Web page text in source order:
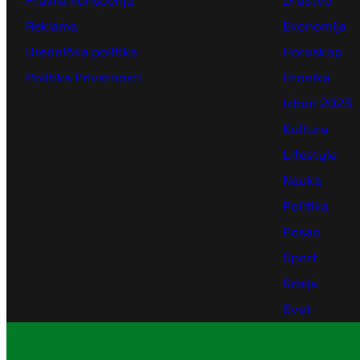
Reklama
Urednička politika
Politika Privatnosti
Ekonomija
Horoskop
Hronika
Izbori 2023
Kultura
Lifestyle
Nauka
Politika
Posao
Sport
Srbija
Svet